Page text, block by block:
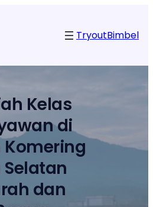
TryoutBimbel
Kelas
di
Komering
Selatan
dan